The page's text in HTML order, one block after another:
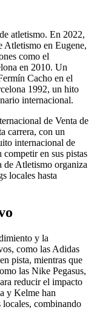
atletismo. En 2022,
Atletismo en Eugene,
como el
en 2010. Un
Cacho en el
1992, un hito
internacional.
de Venta de
carrera, con un
internacional de
en sus pistas
de Atletismo organiza
locales hasta
y la
como las Adidas
pista, mientras que
las Nike Pegasus,
reducir el impacto
y Kelme han
locales, combinando